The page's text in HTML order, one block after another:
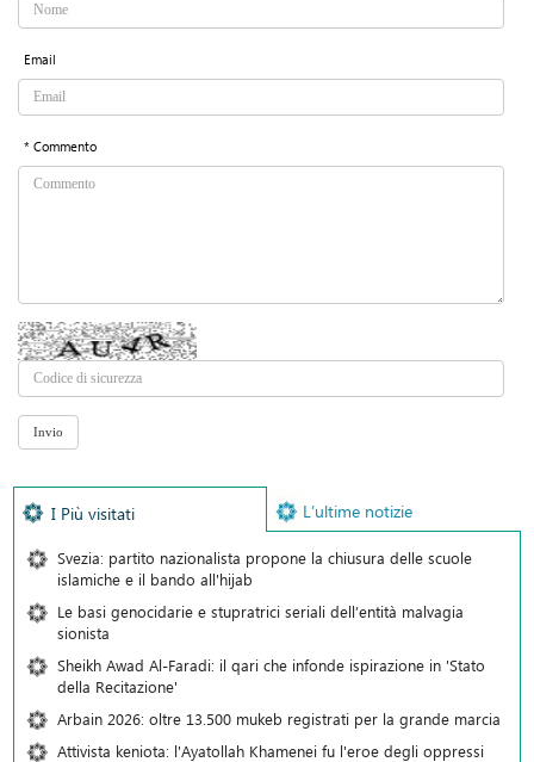
Email
* Commento
I Più visitati L’ultime notizie
Svezia: partito nazionalista propone la chiusura delle scuole
islamiche e il bando all'hijab
Le basi genocidarie e stupratrici seriali dell’entità malvagia
sionista
Sheikh Awad Al-Faradi: il qari che infonde ispirazione in 'Stato
della Recitazione'
Arbain 2026: oltre 13.500 mukeb registrati per la grande marcia
Attivista keniota: l'Ayatollah Khamenei fu l'eroe degli oppressi